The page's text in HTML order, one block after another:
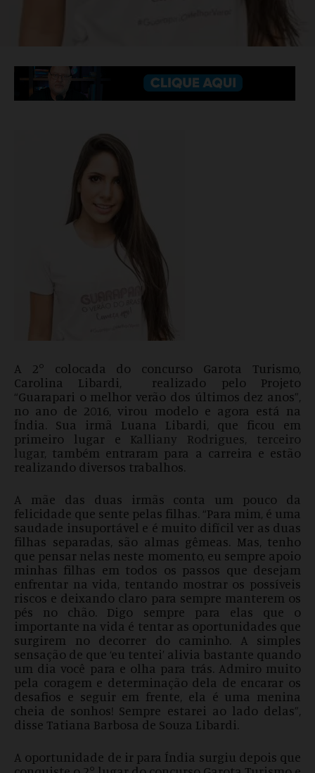
A 2° colocada do concurso Garota Turismo,
Carolina Libardi, realizado pelo Projeto
“Guarapari o melhor verão dos últimos dez anos”,
no ano de 2016, virou modelo e agora está na
Índia. Sua irmã Luana Libardi, que ficou em
primeiro lugar e Kalliany Rodrigues, terceiro
lugar, também entraram para a carreira e estão
realizando diversos trabalhos.
A mãe das duas irmãs conta um pouco da
felicidade que sente pelas filhas. “Para mim, é uma
saudade insuportável e é muito difícil ver as duas
filhas separadas, são almas gêmeas. Mas, tenho
que pensar nelas neste momento, eu sempre apoio
minhas filhas em todos os passos que desejam
enfrentar na vida, tentando mostrar os possíveis
riscos e deixando claro para sempre manterem os
pés no chão. Digo sempre para elas que o
importante na vida é tentar as oportunidades que
surgirem no decorrer do caminho. A simples
sensação de que ‘eu tentei’ alivia bastante quando
um dia você para e olha para trás. Admiro muito
pela coragem e determinação dela de encarar os
desafios e seguir em frente, ela é uma menina
cheia de sonhos! Sempre estarei ao lado delas”,
disse Tatiana Barbosa de Souza Libardi.
A oportunidade de ir para Índia surgiu depois que